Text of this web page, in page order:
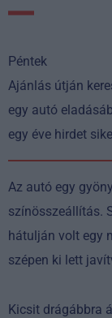
Péntek
Ajánlás útján
egy autó
egy éve hirdet
Az autó egy
színösszeállítás.
hátulján volt egy
szépen ki lett
Kicsit drágábbra